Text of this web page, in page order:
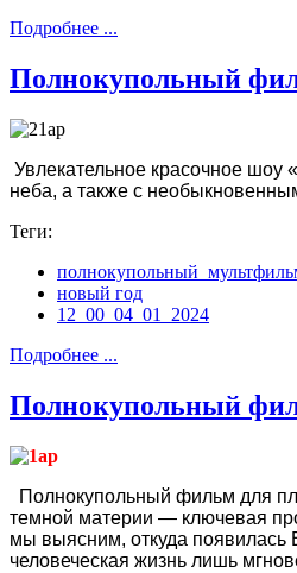
Подробнее ...
Полнокупольный
Увлекательное красочное шоу
неба, а также с
Теги:
новый год
12_00_04_01_2024
Подробнее ...
Полнокупольный
Полнокупольный фильм для
темной материи — ключевая
мы выясним, откуда появилась
человеческая жизнь лишь